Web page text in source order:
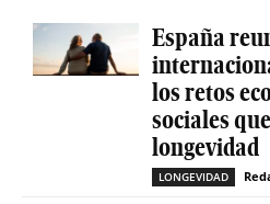
España
los retos
sociales
longevidad
LONGEVIDAD